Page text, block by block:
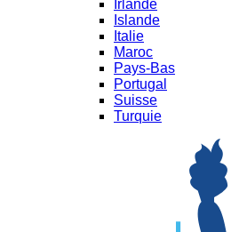
Irlande
Islande
Italie
Maroc
Pays-Bas
Portugal
Suisse
Turquie